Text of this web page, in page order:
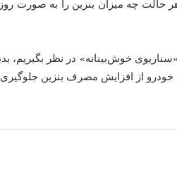
حالت چه میزان بنزین را به صورت
خوش‌بینانه» در نظر بگیریم،